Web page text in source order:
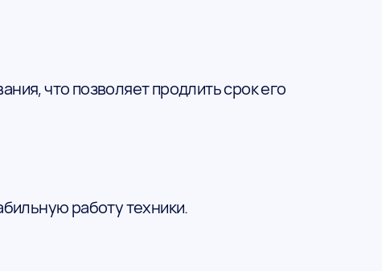
что позволяет продлить срок его
работу техники.